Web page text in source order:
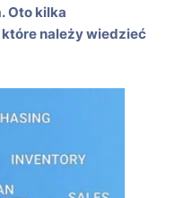
Oto kilka
należy wiedzieć